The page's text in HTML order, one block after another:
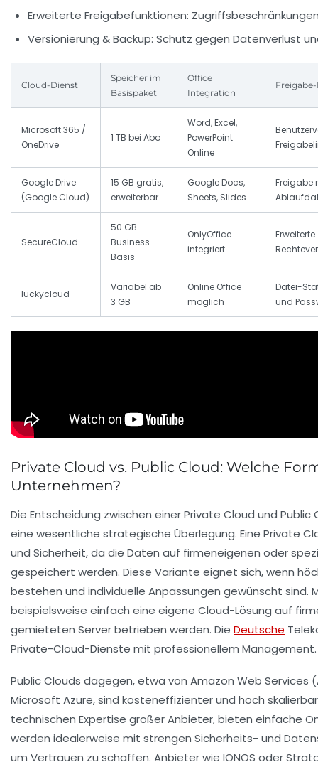
Erweiterte Freigabefunktionen:
Versionierung & Backup: Schutz gegen Datenverlust
Cloud-Dienst
Speicher im
Basispaket
Office
Integration
Microsoft 365 /
OneDrive
1 TB bei Abo
Word, Excel,
PowerPoint
Online
Google Drive
(Google Cloud)
15 GB gratis,
erweiterbar
Google Docs,
Sheets, Slides
Freigabe
SecureCloud
50 GB
Business
Basis
OnlyOffice
integriert
Erweiterte
luckycloud
Variabel ab
3 GB
Online Office
möglich
Datei-
und
Private Cloud vs. Public Cloud: Welche
Unternehmen?
Die Entscheidung zwischen einer Private Cloud und
eine wesentliche strategische Überlegung. Eine Private
und Sicherheit, da die Daten auf firmeneigenen oder
gespeichert werden. Diese Variante eignet sich, wenn
bestehen und individuelle Anpassungen gewünscht sind.
beispielsweise einfach eine eigene Cloud-Lösung auf
gemieteten Server betrieben werden. Die Deutsche
Private-Cloud-Dienste mit professionellem Management.
Public Clouds dagegen, etwa von Amazon Web Services
Microsoft Azure, sind kosteneffizienter und hoch
technischen Expertise großer Anbieter, bieten einfache
werden idealerweise mit strengen Sicherheits- und
um Vertrauen zu schaffen. Anbieter wie IONOS oder